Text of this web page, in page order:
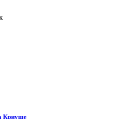
Криуше